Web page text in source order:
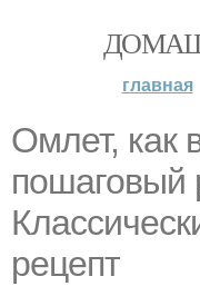
главная
Омлет, как
пошаговый
рецепт